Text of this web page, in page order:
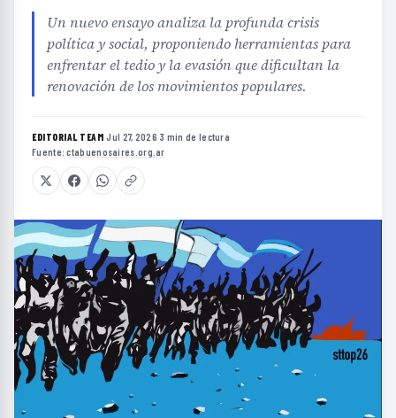
Un nuevo ensayo analiza la profunda crisis
política y social, proponiendo herramientas para
enfrentar el tedio y la evasión que dificultan la
renovación de los movimientos populares.
EDITORIAL TEAM·Jul 27, 2026·3 min de lectura·
Fuente:ctabuenosaires.org.ar